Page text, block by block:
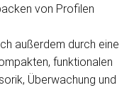
von Profilen
außerdem durch eine
funktionalen
Überwachung und